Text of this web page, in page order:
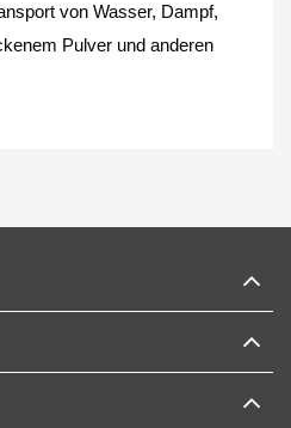
von Wasser, Dampf,
Pulver und anderen